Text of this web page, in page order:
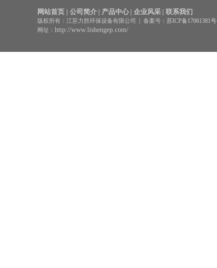
网站首页 公司简介 产品中心 企业风采 联系我们
版权所有：江苏力胜环保设备有限公司 | 备案号： 苏ICP备17061381号
网址： http://www.lishengep.com/